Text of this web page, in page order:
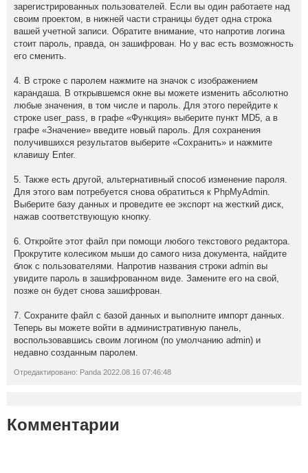
зарегистрированных пользователей. Если вы один работаете над
своим проектом, в нижней части страницы будет одна строка
вашей учетной записи. Обратите внимание, что напротив логина
стоит пароль, правда, он зашифрован. Но у вас есть возможность
его сменить.
4. В строке с паролем нажмите на значок с изображением
карандаша. В открывшемся окне вы можете изменить абсолютно
любые значения, в том числе и пароль. Для этого перейдите к
строке user_pass, в графе «Функция» выберите пункт MD5, а в
графе «Значение» введите новый пароль. Для сохранения
получившихся результатов выберите «Сохранить» и нажмите
клавишу Enter.
5. Также есть другой, альтернативный способ изменение пароля.
Для этого вам потребуется снова обратиться к PhpMyAdmin.
Выберите базу данных и проведите ее экспорт на жесткий диск,
нажав соответствующую кнопку.
6. Откройте этот файл при помощи любого текстового редактора.
Прокрутите колесиком мыши до самого низа документа, найдите
блок с пользователями. Напротив названия строки admin вы
увидите пароль в зашифрованном виде. Замените его на свой,
позже он будет снова зашифрован.
7. Сохраните файл с базой данных и выполните импорт данных.
Теперь вы можете войти в административную панель,
воспользовавшись своим логином (по умолчанию admin) и
недавно созданным паролем.
Отредактировано: Panda 2022.08.16 07:46:48
Комментарии